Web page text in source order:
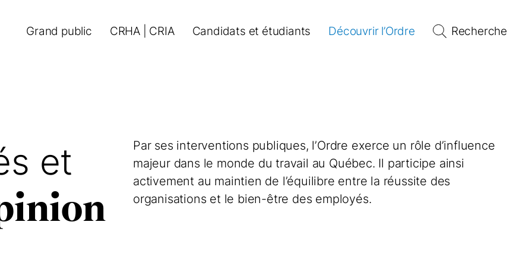
Grand public CRHA | CRIA Candidats et étudiants Découvrir l’Ordre Recherche
et
Par ses interventions publiques, l’Ordre exerce un rôle d’influence
majeur dans le monde du travail au Québec. Il participe ainsi
activement au maintien de l’équilibre entre la réussite des
organisations et le bien-être des employés.